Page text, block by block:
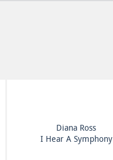
Diana Ross
I Hear A Symphony